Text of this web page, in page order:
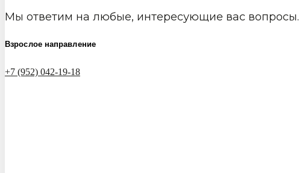
Мы ответим на любые, интересующие вас вопросы.
Взрослое направление
+7 (952) 042-19-18